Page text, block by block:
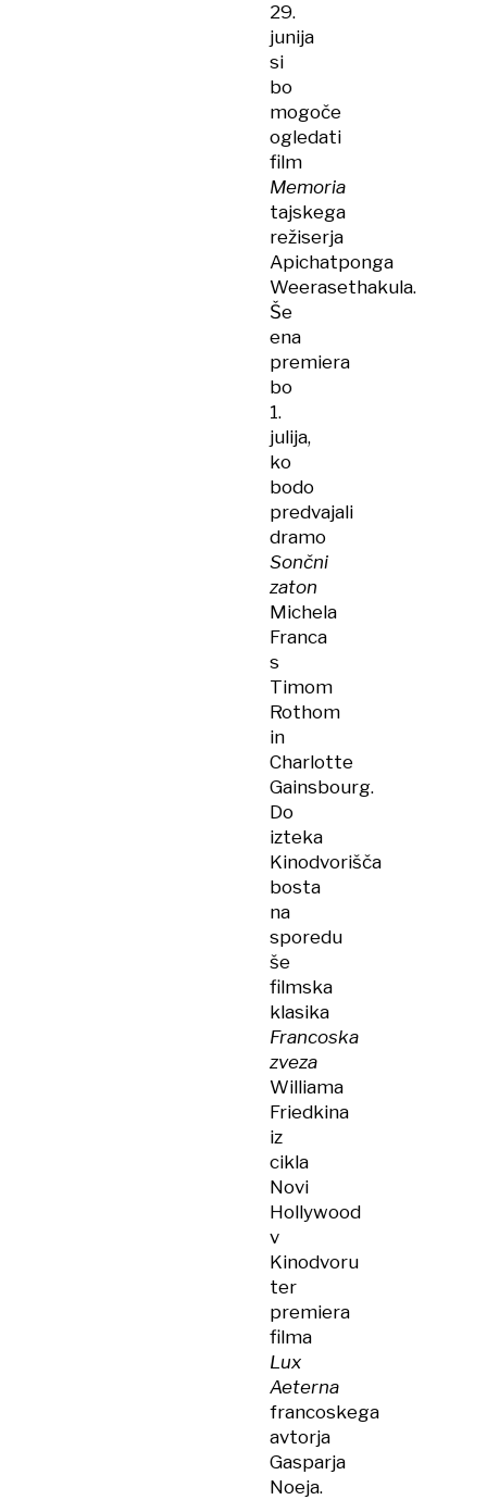
29.
junija
si
bo
mogoče
ogledati
film
Memoria
tajskega
režiserja
Apichatponga
Weerasethakula.
Še
ena
premiera
bo
1.
julija,
ko
bodo
predvajali
dramo
Sončni
zaton
Michela
Franca
s
Timom
Rothom
in
Charlotte
Gainsbourg.
Do
izteka
Kinodvorišča
bosta
na
sporedu
še
filmska
klasika
Francoska
zveza
Williama
Friedkina
iz
cikla
Novi
Hollywood
v
Kinodvoru
ter
premiera
filma
Lux
Aeterna
francoskega
avtorja
Gasparja
Noeja.